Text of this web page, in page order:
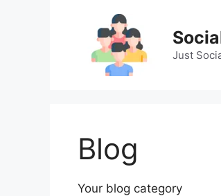
Just
Blog
Your blog category